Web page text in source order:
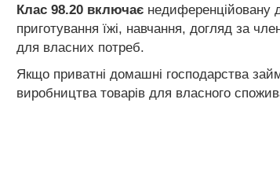
Клас 98.20 включає недиференційовану
приготування їжі, навчання, догляд за
для власних потреб.
Якщо приватні домашні господарства
виробництва товарів для власного